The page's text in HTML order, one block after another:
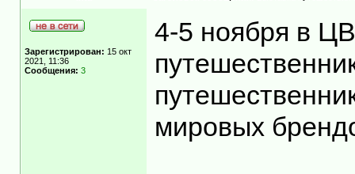
Зарегистрирован: 15 окт
2021, 11:36
Сообщения: 3
4-5 ноября в
мировых